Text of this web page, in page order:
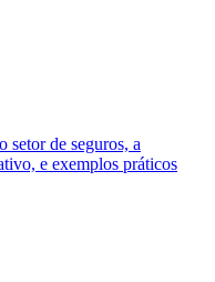
setor de seguros, a
e exemplos práticos